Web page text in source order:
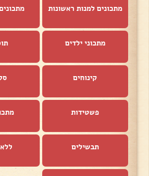
מתכונים למנות ראשונות
מתכוני ילדים
קינוחים
פשטידות
תבשילים